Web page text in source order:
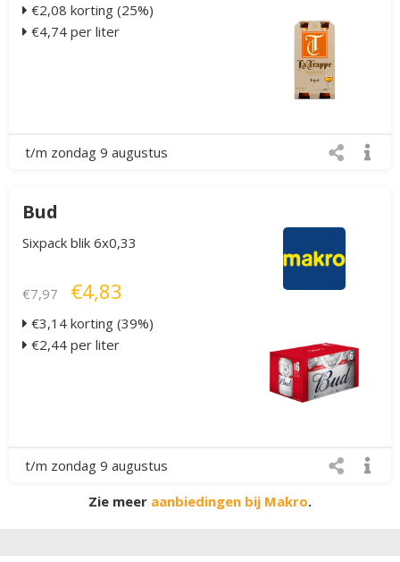
€2,08 korting (25%)
€4,74 per liter
t/m zondag 9 augustus
Bud
Sixpack blik 6x0,33
€7,97 €4,83
€3,14 korting (39%)
€2,44 per liter
t/m zondag 9 augustus
Zie meer aanbiedingen bij Makro.